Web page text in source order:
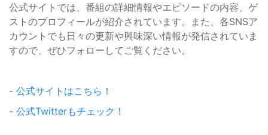
公式サイトでは、番組の詳細情報やエピソードの内容、ゲ
ストのプロフィールが紹介されています。また、各SNSア
カウントでも日々の更新や興味深い情報が発信されていま
すので、ぜひフォローしてご覧ください。
- 公式サイトはこちら！
- 公式Twitterもチェック！